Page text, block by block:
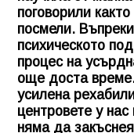
поговорили
посмели.
психическото
процес на
още доста
усилена
центровете у нас
няма да